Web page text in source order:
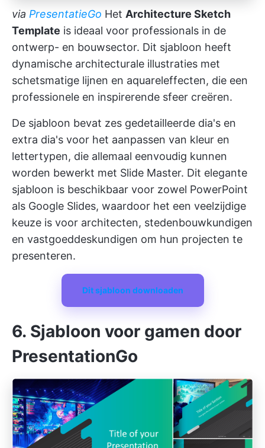
via PresentatieGo Het Architecture Sketch
Template is ideaal voor professionals in de
ontwerp- en bouwsector. Dit sjabloon heeft
dynamische architecturale illustraties met
schetsmatige lijnen en aquareleffecten, die een
professionele en inspirerende sfeer creëren.
De sjabloon bevat zes gedetailleerde dia's en
extra dia's voor het aanpassen van kleur en
lettertypen, die allemaal eenvoudig kunnen
worden bewerkt met Slide Master. Dit elegante
sjabloon is beschikbaar voor zowel PowerPoint
als Google Slides, waardoor het een veelzijdige
keuze is voor architecten, stedenbouwkundigen
en vastgoeddeskundigen om hun projecten te
presenteren.
Dit sjabloon downloaden
6. Sjabloon voor gamen door
PresentationGo